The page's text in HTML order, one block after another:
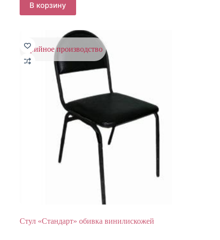
В корзину
серийное производство
Стул «Стандарт» обивка винилискожей